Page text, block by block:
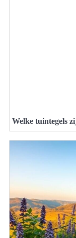
Welke tuintegels